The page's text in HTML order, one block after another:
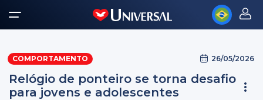
COMPORTAMENTO 26/05/2026
Relógio de ponteiro se torna desafio
para jovens e adolescentes